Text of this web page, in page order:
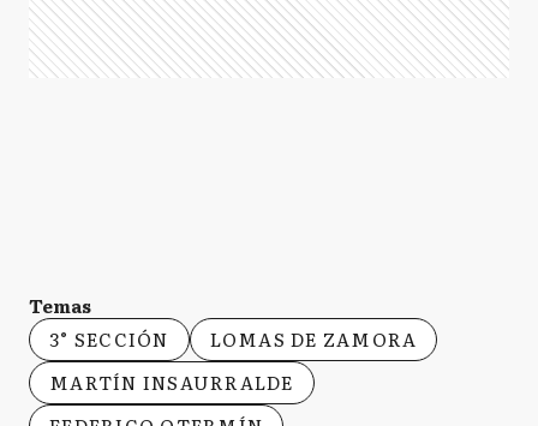
Temas
3° SECCIÓN
LOMAS DE ZAMORA
MARTÍN INSAURRALDE